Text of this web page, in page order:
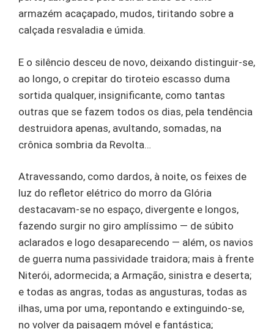
armazém acaçapado, mudos, tiritando sobre a
calçada resvaladia e úmida.
E o silêncio desceu de novo, deixando distinguir-se,
ao longo, o crepitar do tiroteio escasso duma
sortida qualquer, insignificante, como tantas
outras que se fazem todos os dias, pela tendência
destruidora apenas, avultando, somadas, na
crônica sombria da Revolta…
Atravessando, como dardos, à noite, os feixes de
luz do refletor elétrico do morro da Glória
destacavam-se no espaço, divergente e longos,
fazendo surgir no giro amplíssimo — de súbito
aclarados e logo desaparecendo — além, os navios
de guerra numa passividade traidora; mais à frente
Niterói, adormecida; a Armação, sinistra e deserta;
e todas as angras, todas as angusturas, todas as
ilhas, uma por uma, repontando e extinguindo-se,
no volver da paisagem móvel e fantástica;